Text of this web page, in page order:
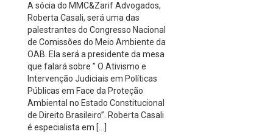
A sócia do MMC&Zarif Advogados,
Roberta Casali, será uma das
palestrantes do Congresso Nacional
de Comissões do Meio Ambiente da
OAB. Ela será a presidente da mesa
que falará sobre ” O Ativismo e
Intervenção Judiciais em Políticas
Públicas em Face da Proteção
Ambiental no Estado Constitucional
de Direito Brasileiro”. Roberta Casali
é especialista em […]